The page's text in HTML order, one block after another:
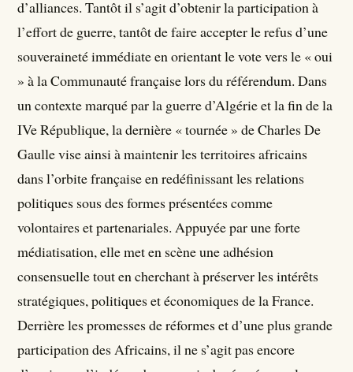
d’alliances. Tantôt il s’agit d’obtenir la participation à
l’effort de guerre, tantôt de faire accepter le refus d’une
souveraineté immédiate en orientant le vote vers le « oui
» à la Communauté française lors du référendum. Dans
un contexte marqué par la guerre d’Algérie et la fin de la
IVe République, la dernière « tournée » de Charles De
Gaulle vise ainsi à maintenir les territoires africains
dans l’orbite française en redéfinissant les relations
politiques sous des formes présentées comme
volontaires et partenariales. Appuyée par une forte
médiatisation, elle met en scène une adhésion
consensuelle tout en cherchant à préserver les intérêts
stratégiques, politiques et économiques de la France.
Derrière les promesses de réformes et d’une plus grande
participation des Africains, il ne s’agit pas encore